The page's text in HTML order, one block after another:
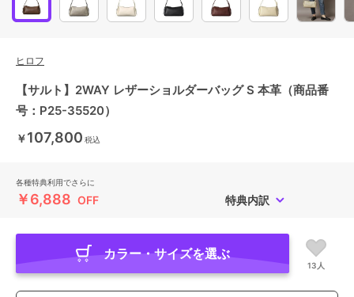
ヒロフ
【サルト】2WAY レザーショルダーバッグ S 本革（商品番
号：P25-35520）
￥107,800 税込
各種特典利用でさらに
￥6,888 OFF 特典内訳
カラー・サイズを選ぶ
13人